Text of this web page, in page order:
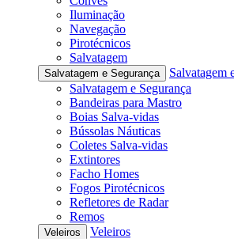
Iluminação
Navegação
Pirotécnicos
Salvatagem
Salvatagem e Segurança
Salvatagem
Salvatagem e Segurança
Bandeiras para Mastro
Boias Salva-vidas
Bússolas Náuticas
Coletes Salva-vidas
Extintores
Facho Homes
Fogos Pirotécnicos
Refletores de Radar
Remos
Veleiros
Veleiros